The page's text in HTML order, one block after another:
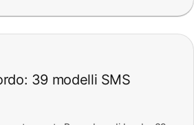
39 modelli SMS